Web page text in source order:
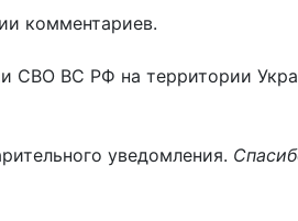
комментариев.
СВО ВС РФ на территории
уведомления.